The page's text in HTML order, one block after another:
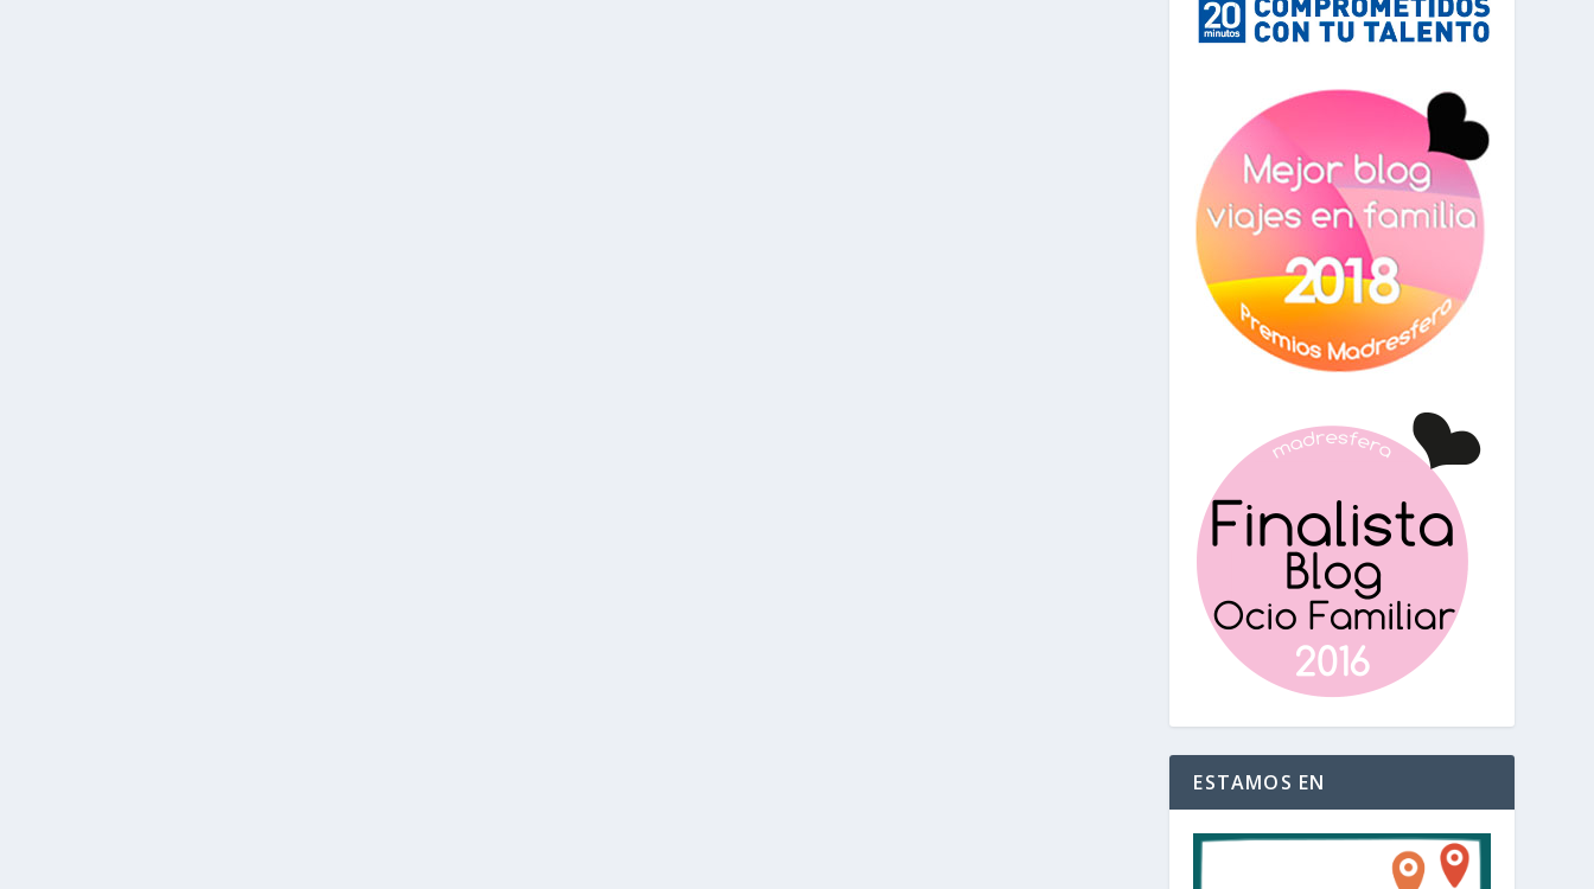
ESTAMOS EN